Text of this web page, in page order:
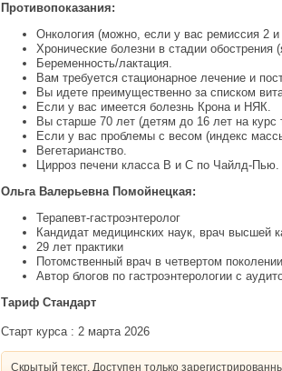
Противопоказания:
Онкология (можно, если у вас ремиссия 2 и
Хронические болезни в стадии обострения
Беременность/лактация.
Вам требуется стационарное лечение и
Вы идете преимущественно за списком
Если у вас имеется болезнь Крона и НЯК.
Вы старше 70 лет (детям до 16 лет на курс
Если у вас проблемы с весом (индекс
Вегетарианство.
Цирроз печени класса В и С по Чайлд-Пью.
Ольга Валерьевна Помойнецкая:
Терапевт-гастроэнтеролог
Кандидат медицинских наук, врач высшей
29 лет практики
Потомственный врач в четвертом поколении
Автор блогов по гастроэнтерологии с
Тариф Стандарт
Старт курса : 2 марта 2026
Скрытый текст. Доступен только